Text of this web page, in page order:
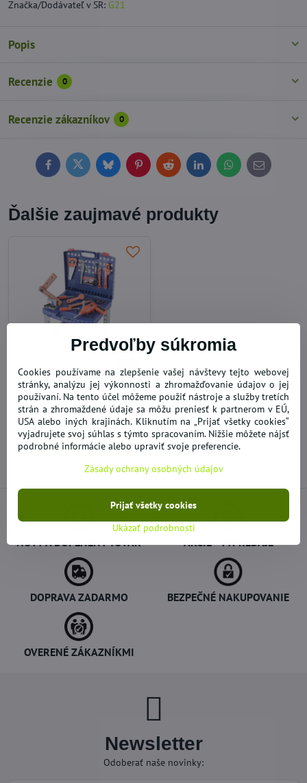
Značka/Dodávateľ v SR: G21
Popis
Recenzie 0
Recenzie zákazníkov 0
FacebookTwitterBlueskyPinterestReddit LinkedInWhatsApp
E-
mail
Ďalšie zaujmavé produkty
Detské náradie kufrík a
pracovný stôl Super Tool
SKLADOM
27,06 €
Do košíka
NOVÝ A DOPLNENÝ TOVAR AKCIE - VÝPREDAJE
DOPRAVA ZADARMO BEZPEČNÉ NAKUPOVANIE
OVERENÉ ZÁKAZNÍKMI
Newsletter
Odoberať naše novinky:
Predvoľby súkromia
Cookies používame na zlepšenie vašej návštevy tejto webovej
stránky, analýzu jej výkonnosti a zhromažďovanie údajov o jej
používaní. Na tento účel môžeme použiť nástroje a služby tretích
strán a zhromaždené údaje sa môžu preniesť k partnerom v EÚ,
USA alebo iných krajinách. Kliknutím na „Prijať všetky cookies“
vyjadrujete svoj súhlas s týmto spracovaním. Nižšie môžete nájsť
podrobné informácie alebo upraviť svoje preferencie.
Zásady ochrany osobných údajov
Ukázať podrobnosti
Prijať všetky cookies